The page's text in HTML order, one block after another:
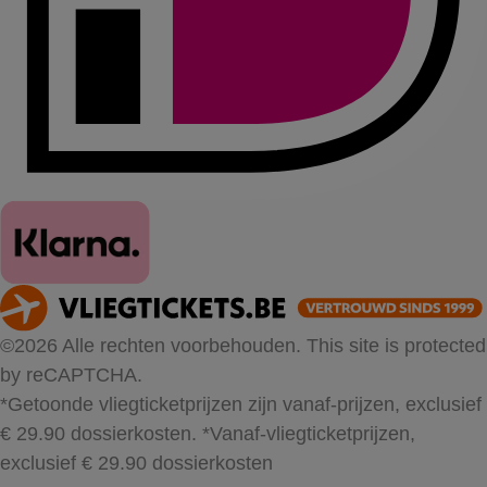
©2026 Alle rechten voorbehouden. This site is protected
by reCAPTCHA.
*Getoonde vliegticketprijzen zijn vanaf-prijzen, exclusief
€ 29.90 dossierkosten. *Vanaf-vliegticketprijzen,
exclusief € 29.90 dossierkosten